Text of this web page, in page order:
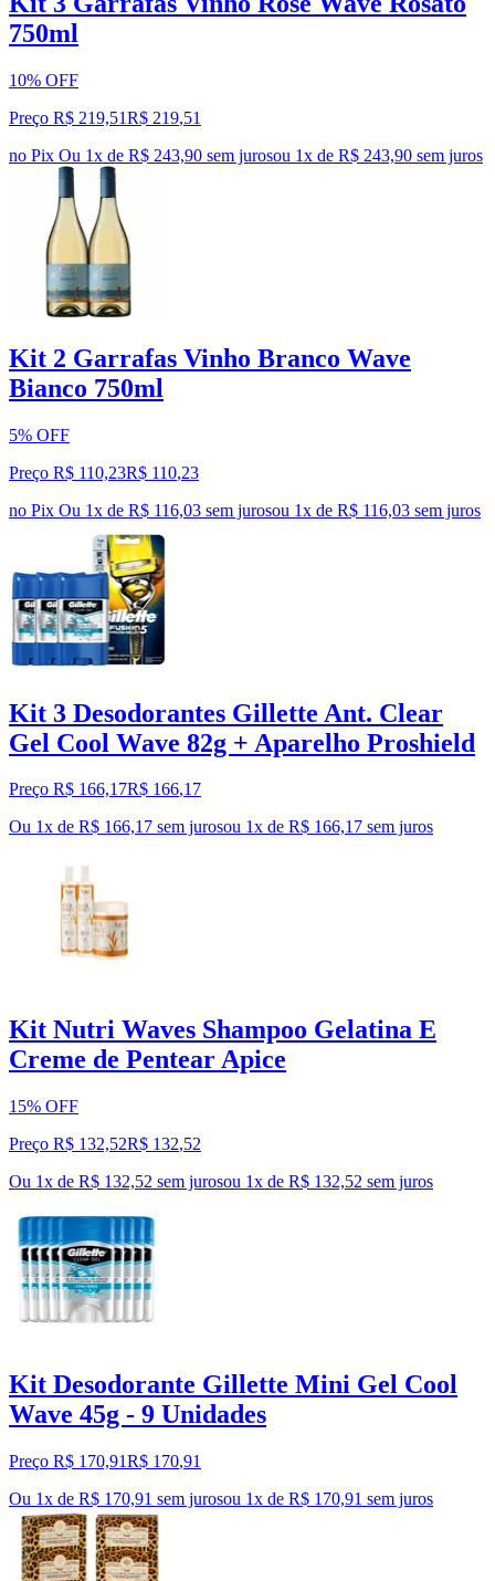
750ml
10% OFF
Preço R$ 219,51R$ 219,51
no Pix Ou 1x de R$ 243,90 sem jurosou 1x de R$ 243,90 sem juros
Kit 2 Garrafas Vinho Branco Wave
Bianco 750ml
5% OFF
Preço R$ 110,23R$ 110,23
no Pix Ou 1x de R$ 116,03 sem jurosou 1x de R$ 116,03 sem juros
Kit 3 Desodorantes Gillette Ant. Clear
Gel Cool Wave 82g + Aparelho Proshield
Preço R$ 166,17R$ 166,17
Ou 1x de R$ 166,17 sem jurosou 1x de R$ 166,17 sem juros
Kit Nutri Waves Shampoo Gelatina E
Creme de Pentear Apice
15% OFF
Preço R$ 132,52R$ 132,52
Ou 1x de R$ 132,52 sem jurosou 1x de R$ 132,52 sem juros
Kit Desodorante Gillette Mini Gel Cool
Wave 45g - 9 Unidades
Preço R$ 170,91R$ 170,91
Ou 1x de R$ 170,91 sem jurosou 1x de R$ 170,91 sem juros